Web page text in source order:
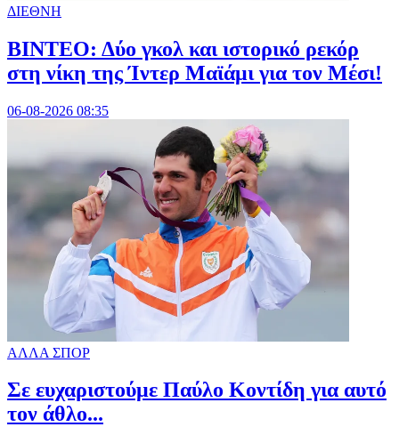
ΔΙΕΘΝΗ
ΒΙΝΤΕΟ: Δύο γκολ και ιστορικό ρεκόρ
στη νίκη της Ίντερ Μαϊάμι για τον Μέσι!
06-08-2026 08:35
ΑΛΛΑ ΣΠΟΡ
Σε ευχαριστούμε Παύλο Κοντίδη για αυτό
τον άθλο...